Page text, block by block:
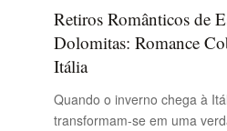
Retiros Românticos de
Dolomitas: Romance
Itália
Quando o inverno chega à
transformam-se em uma